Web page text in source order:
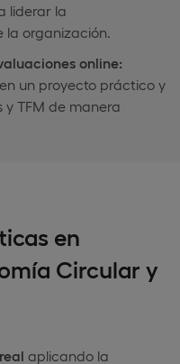
liderar la
la organización.
online:
un proyecto práctico y
TFM de manera
en
Circular y
aplicando la